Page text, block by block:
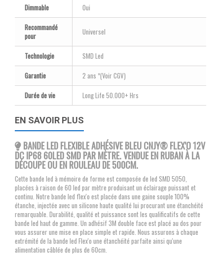
Dimmable
Oui
Recommandé
pour
Universel
Technologie
SMD Led
Garantie
2 ans *(Voir CGV)
Durée de vie
Long Life 50.000+ Hrs
EN SAVOIR PLUS
BANDE LED FLEXIBLE ADHÉSIVE BLEU CNJY® FLEX'O 12V
DC IP68 60LED SMD PAR MÈTRE. VENDUE EN RUBAN À LA
DÉCOUPE OU EN ROULEAU DE 500CM.
Cette bande led à mémoire de forme est composée de led SMD 5050,
placées à raison de 60 led par mètre produisant un éclairage puissant et
continu. Notre bande led flex'o est placée dans une gaine souple 100%
étanche, injectée avec un silicone haute qualité lui procurant une étanchéité
remarquable. Durabilité, qualité et puissance sont les qualificatifs de cette
bande led haut de gamme. Un adhésif 3M double face est placé au dos pour
vous assurer une mise en place simple et rapide. Nous assurons à chaque
extrémité de la bande led Flex'o une étanchéité parfaite ainsi qu'une
alimentation câblée de plus de 60cm.